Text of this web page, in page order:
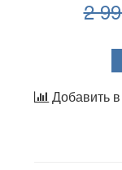
2
Добавить